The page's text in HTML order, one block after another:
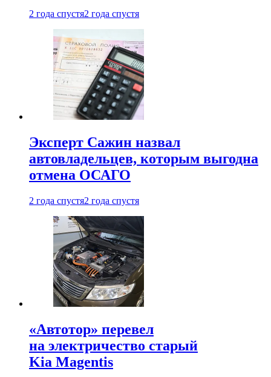
2 года спустя2 года спустя
Эксперт Сажин назвал
автовладельцев, которым выгодна
отмена ОСАГО
2 года спустя2 года спустя
«Автотор» перевел
на электричество старый
Kia Magentis